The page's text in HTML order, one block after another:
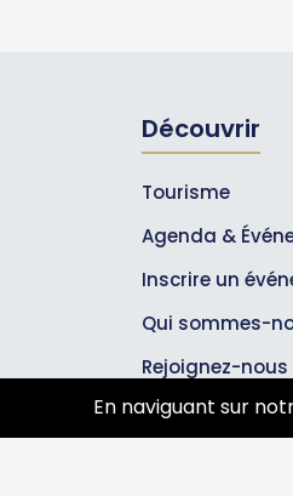
Découvrir
Tourisme
Agenda &
Inscrire un
Qui sommes-
Rejoignez-nous
Partenaires
En naviguant sur